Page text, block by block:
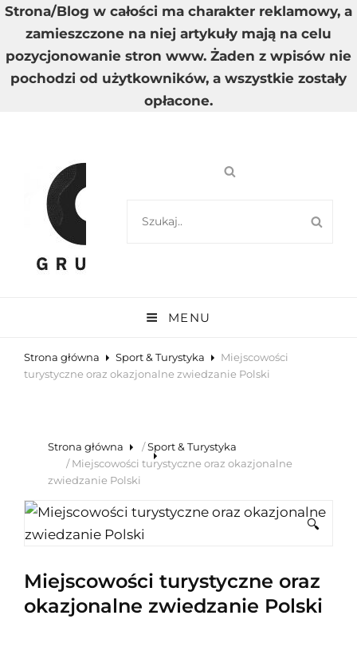
Strona/Blog w całości ma charakter reklamowy, a
zamieszczone na niej artykuły mają na celu
pozycjonowanie stron www. Żaden z wpisów nie
pochodzi od użytkowników, a wszystkie zostały
opłacone.
Wysoka Jakość Dostarczanych Informacji
FOR:
MENU
Strona główna Sport & Turystyka
Miejscowości
turystyczne oraz okazjonalne zwiedzanie Polski
Strona główna /Sport & Turystyka
/ Miejscowości turystyczne oraz okazjonalne
zwiedzanie Polski
🔍
Miejscowości turystyczne oraz
okazjonalne zwiedzanie Polski